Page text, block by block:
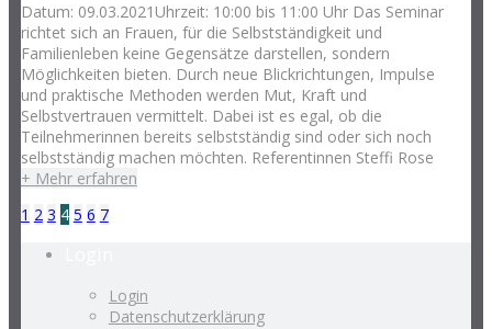
Datum: 09.03.2021Uhrzeit: 10:00 bis 11:00 Uhr Das Seminar
richtet sich an Frauen, für die Selbstständigkeit und
Familienleben keine Gegensätze darstellen, sondern
Möglichkeiten bieten. Durch neue Blickrichtungen, Impulse
und praktische Methoden werden Mut, Kraft und
Selbstvertrauen vermittelt. Dabei ist es egal, ob die
Teilnehmerinnen bereits selbstständig sind oder sich noch
selbstständig machen möchten. Referentinnen Steffi Rose
+ Mehr erfahren
1 2 3 4 5 6 7
Login
Datenschutzerklärung